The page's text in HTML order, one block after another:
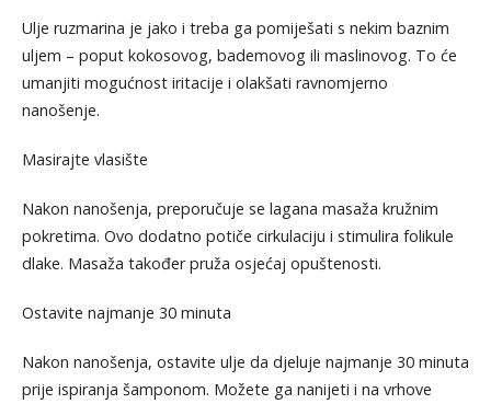
Ulje ruzmarina je jako i treba ga pomiješati s nekim baznim
uljem – poput kokosovog, bademovog ili maslinovog. To će
umanjiti mogućnost iritacije i olakšati ravnomjerno
nanošenje.
Masirajte vlasište
Nakon nanošenja, preporučuje se lagana masaža kružnim
pokretima. Ovo dodatno potiče cirkulaciju i stimulira folikule
dlake. Masaža također pruža osjećaj opuštenosti.
Ostavite najmanje 30 minuta
Nakon nanošenja, ostavite ulje da djeluje najmanje 30 minuta
prije ispiranja šamponom. Možete ga nanijeti i na vrhove